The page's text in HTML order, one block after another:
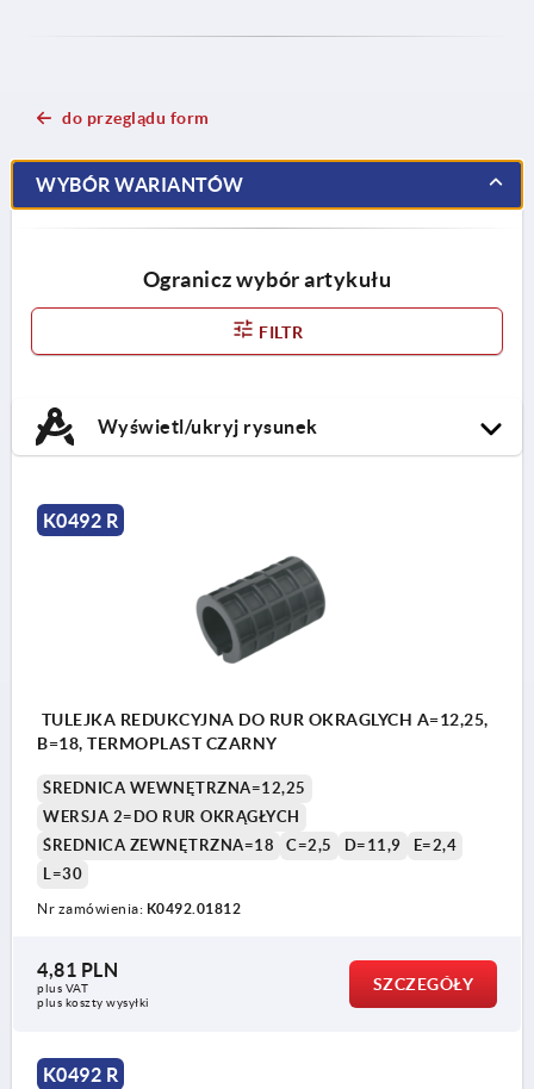
do przeglądu form
WYBÓR WARIANTÓW
Ogranicz wybór artykułu
FILTR
Wyświetl/ukryj rysunek
K0492 R
TULEJKA REDUKCYJNA DO RUR OKRAGLYCH A=12,25,
B=18, TERMOPLAST CZARNY
ŚREDNICA WEWNĘTRZNA=12,25
WERSJA 2=DO RUR OKRĄGŁYCH
ŚREDNICA ZEWNĘTRZNA=18
C=2,5 D=11,9
E=2,4
L=30
Nr zamówienia: K0492.01812
4,81 PLN
plus VAT
plus koszty wysyłki
SZCZEGÓŁY
K0492 R